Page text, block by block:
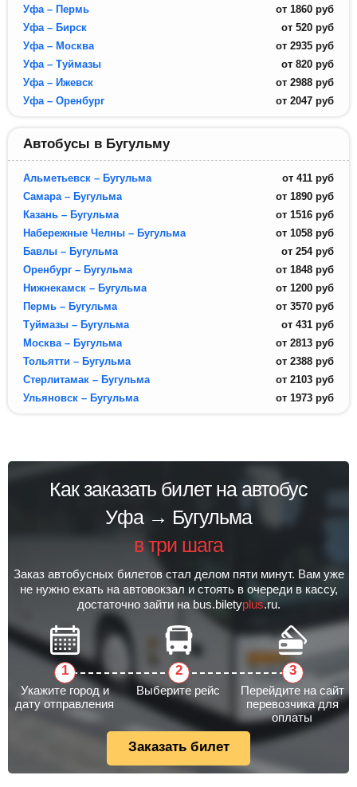
Уфа – Пермь
от 1860 руб
Уфа – Бирск
от 520 руб
Уфа – Москва
от 2935 руб
Уфа – Туймазы
от 820 руб
Уфа – Ижевск
от 2988 руб
Уфа – Оренбург
от 2047 руб
Автобусы в Бугульму
Альметьевск – Бугульма от 411 руб
Самара – Бугульма
от 1890 руб
Казань – Бугульма
от 1516 руб
Набережные Челны – Бугульма
от 1058 руб
Бавлы – Бугульма
от 254 руб
Оренбург – Бугульма
от 1848 руб
Нижнекамск – Бугульма
от 1200 руб
Пермь – Бугульма
от 3570 руб
Туймазы – Бугульма
от 431 руб
Москва – Бугульма
от 2813 руб
Тольятти – Бугульма
от 2388 руб
Стерлитамак – Бугульма
от 2103 руб
Ульяновск – Бугульма
от 1973 руб
Как заказать билет на автобус
Уфа → Бугульма
в три шага
Заказ автобусных билетов стал делом пяти минут. Вам уже
не нужно ехать на автовокзал и стоять в очереди в кассу,
достаточно зайти на bus.biletyplus.ru.
Укажите город и
дату отправления
Выберите рейс
Перейдите на сайт
перевозчика для
оплаты
Заказать билет